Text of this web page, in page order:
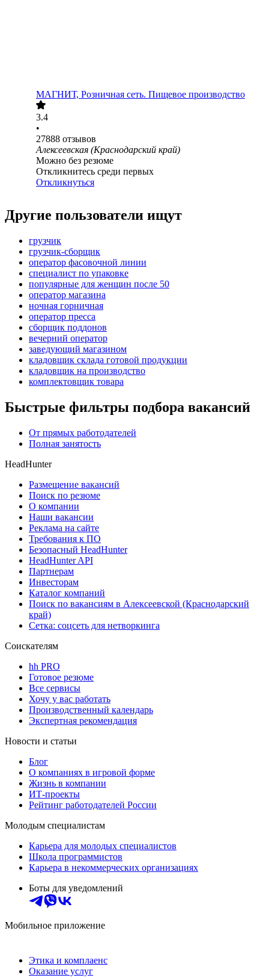
МАГНИТ, Розничная сеть. Пищевое производство
3.4
•
27888 отзывов
Алексеевская (Краснодарский край)
Можно без резюме
Откликнитесь среди первых
Откликнуться
Другие пользователи ищут
грузчик
грузчик-сборщик
оператор фасовочной линии
специалист по упаковке
популярные для женщин после 50
оператор магазина
ночная горничная
оператор пресса
сборщик поддонов
вечерний оператор
заведующий магазином
кладовщик склада готовой продукции
кладовщик на производство
комплектовщик товара
Быстрые фильтры подбора вакансий
От прямых работодателей
Полная занятость
HeadHunter
Размещение вакансий
Поиск по резюме
О компании
Наши вакансии
Реклама на сайте
Требования к ПО
Безопасный HeadHunter
HeadHunter API
Партнерам
Инвесторам
Каталог компаний
Поиск по вакансиям в Алексеевской (Краснодарский
край)
Сетка: соцсеть для нетворкинга
Соискателям
hh PRO
Готовое резюме
Все сервисы
Хочу у вас работать
Производственный календарь
Экспертная рекомендация
Новости и статьи
Блог
О компаниях в игровой форме
Жизнь в компании
ИТ-проекты
Рейтинг работодателей России
Молодым специалистам
Карьера для молодых специалистов
Школа программистов
Карьера в некоммерческих организациях
Боты для уведомлений
Мобильное приложение
Этика и комплаенс
Оказание услуг